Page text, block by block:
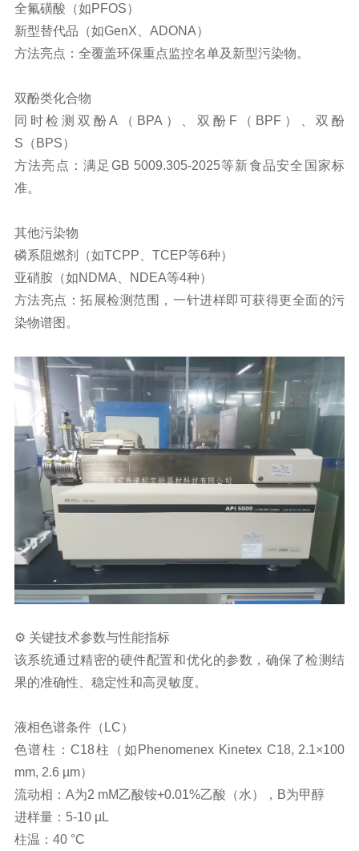
全氟磺酸（如PFOS）
新型替代品（如GenX、ADONA）
方法亮点：全覆盖环保重点监控名单及新型污染物。
双酚类化合物
同时检测双酚A（BPA）、双酚F（BPF）、双酚
S（BPS）
方法亮点：满足GB 5009.305-2025等新食品安全国家标
准。
其他污染物
磷系阻燃剂（如TCPP、TCEP等6种）
亚硝胺（如NDMA、NDEA等4种）
方法亮点：拓展检测范围，一针进样即可获得更全面的污
染物谱图。
⚙️ 关键技术参数与性能指标
该系统通过精密的硬件配置和优化的参数，确保了检测结
果的准确性、稳定性和高灵敏度。
液相色谱条件（LC）
色谱柱：C18柱（如Phenomenex Kinetex C18, 2.1×100
mm, 2.6 µm）
流动相：A为2 mM乙酸铵+0.01%乙酸（水），B为甲醇
进样量：5-10 µL
柱温：40 °C